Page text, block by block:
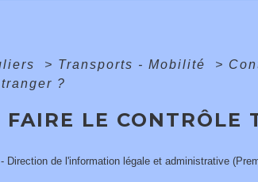
> Transports - Mobilité >
?
FAIRE LE CONTRÔLE
Direction de l'information légale et administrative